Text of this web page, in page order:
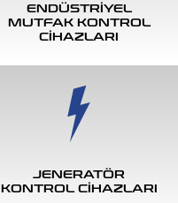
ENDÜSTRİYEL
MUTFAK KONTROL
CİHAZLARI
JENERATÖR
KONTROL CİHAZLARI